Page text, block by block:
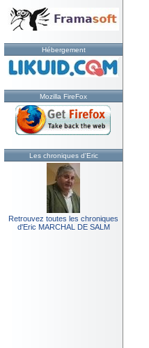
Hébergement
Mozilla FireFox
Les chroniques d'Eric
Retrouvez toutes les chroniques
d'Eric MARCHAL DE SALM